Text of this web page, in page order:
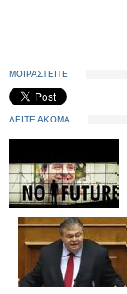
ΜΟΙΡΑΣΤΕΙΤΕ
ΔΕΙΤΕ ΑΚΟΜΑ